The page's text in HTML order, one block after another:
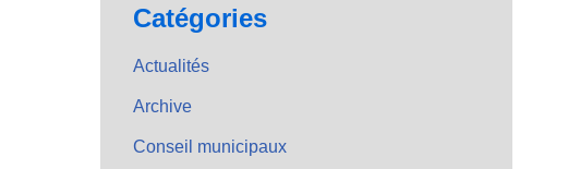
Catégories
Actualités
Archive
Conseil municipaux